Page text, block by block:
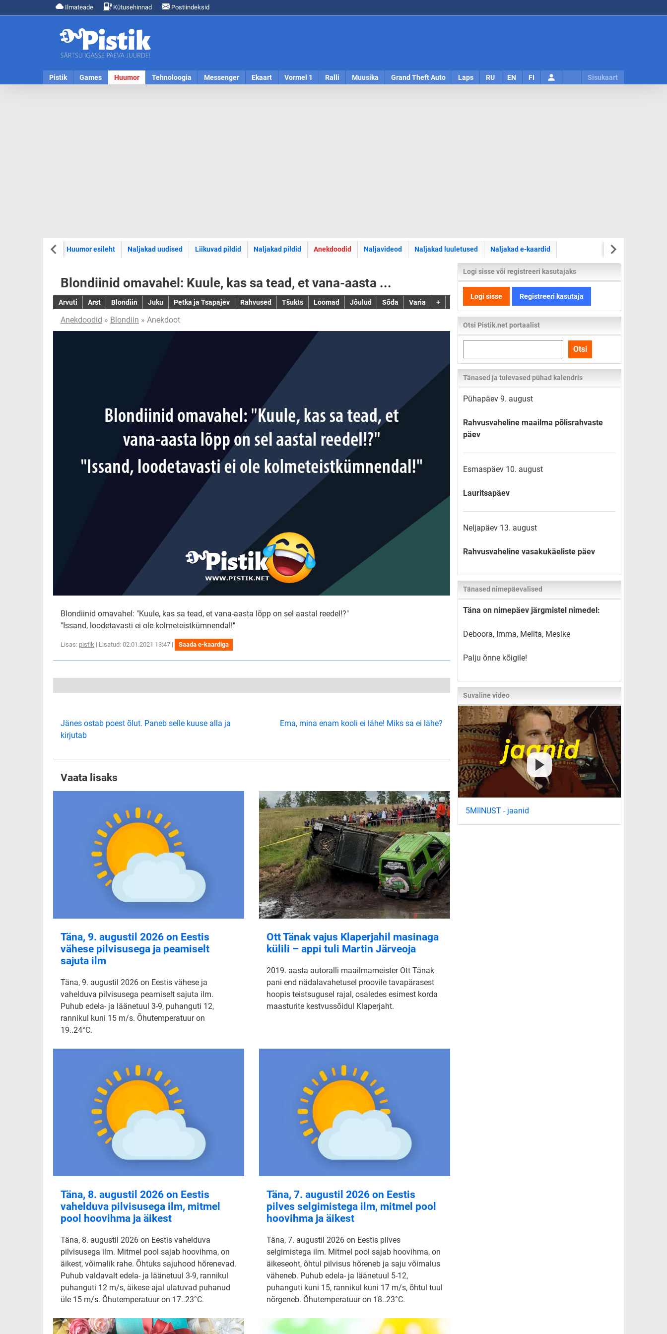
Ilmateade Kütusehinnad Postiindeksid
Pistik Games Huumor Tehnoloogia Messenger Ekaart Vormel 1 Ralli Muusika Grand Theft Auto Laps RU EN FI Sisukaart
Huumor esileht Naljakad uudised Liikuvad pildid Naljakad pildid Anekdoodid Naljavideod Naljakad luuletused Naljakad e-kaardid
Blondiinid omavahel: Kuule, kas sa tead, et vana-aasta ...
Arvuti Arst Blondiin Juku Petka ja Tsapajev Rahvused Tšukts Loomad Jõulud Sõda Varia +
Anekdoodid » Blondiin » Anekdoot
Blondiinid omavahel: "Kuule, kas sa tead, et vana-aasta lõpp on sel aastal reedel!?"
"Issand, loodetavasti ei ole kolmeteistkümnendal!"
Lisas: pistik | Lisatud: 02.01.2021 13:47 | Saada e-kaardiga
Jänes ostab poest õlut. Paneb selle kuuse alla ja
kirjutab
Ema, mina enam kooli ei lähe! Miks sa ei lähe?
Vaata lisaks
Täna, 9. augustil 2026 on Eestis
vähese pilvisusega ja peamiselt
sajuta ilm
Täna, 9. augustil 2026 on Eestis vähese ja
vahelduva pilvisusega peamiselt sajuta ilm.
Puhub edela- ja läänetuul 3-9, puhanguti 12,
rannikul kuni 15 m/s. Õhutemperatuur on
19..24°C.
Ott Tänak vajus Klaperjahil masinaga
külili – appi tuli Martin Järveoja
2019. aasta autoralli maailmameister Ott Tänak
pani end nädalavahetusel proovile tavapärasest
hoopis teistsugusel rajal, osaledes esimest korda
maasturite kestvussõidul Klaperjaht.
Täna, 8. augustil 2026 on Eestis
vahelduva pilvisusega ilm, mitmel
pool hoovihma ja äikest
Täna, 8. augustil 2026 on Eestis vahelduva
pilvisusega ilm. Mitmel pool sajab hoovihma, on
äikest, võimalik rahe. Õhtuks sajuhood hõrenevad.
Puhub valdavalt edela- ja läänetuul 3-9, rannikul
puhanguti 12 m/s, äikese ajal ulatuvad puhanud
üle 15 m/s. Õhutemperatuur on 17..23°C.
Täna, 7. augustil 2026 on Eestis
pilves selgimistega ilm, mitmel pool
hoovihma ja äikest
Täna, 7. augustil 2026 on Eestis pilves
selgimistega ilm. Mitmel pool sajab hoovihma, on
äikeseoht, õhtul pilvisus hõreneb ja saju võimalus
väheneb. Puhub edela- ja läänetuul 5-12,
puhanguti kuni 15, rannikul kuni 17 m/s, õhtul tuul
nõrgeneb. Õhutemperatuur on 18..23°C.
Logi sisse või registreeri kasutajaks
Logi sisse Registreeri kasutaja
Otsi Pistik.net portaalist
kogu
lehelt
Otsi
Tänased ja tulevased pühad kalendris
Pühapäev 9. august
Rahvusvaheline maailma põlisrahvaste
päev
Esmaspäev 10. august
Lauritsapäev
Neljapäev 13. august
Rahvusvaheline vasakukäeliste päev
Tänased nimepäevalised
Täna on nimepäev järgmistel nimedel:
Deboora, Imma, Melita, Mesike
Palju õnne kõigile!
Suvaline video
5MIINUST - jaanid